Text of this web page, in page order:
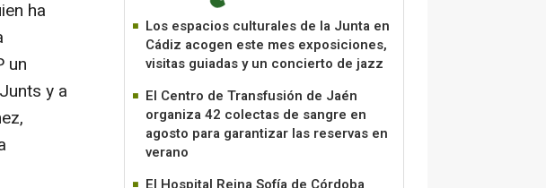
ha
un
y a
Los espacios culturales de la Junta en
Cádiz acogen este mes exposiciones,
visitas guiadas y un concierto de jazz
El Centro de Transfusión de Jaén
organiza 42 colectas de sangre en
agosto para garantizar las reservas en
verano
El Hospital Reina Sofía de Córdoba